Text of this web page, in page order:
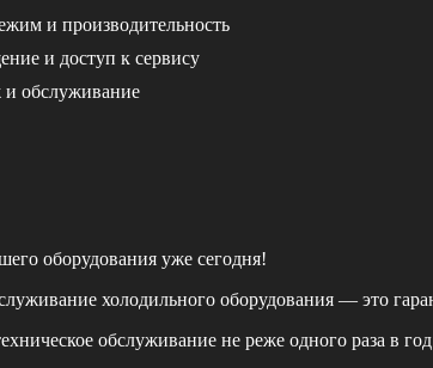
и производительность
и доступ к сервису
и обслуживание
оборудования уже сегодня!
холодильного оборудования — это
обслуживание не реже одного раза в год